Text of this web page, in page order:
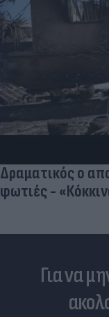
Δραματικός ο
φωτιές -
Για να